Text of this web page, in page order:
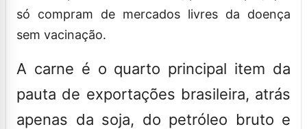
só compram de mercados livres da doença
sem vacinação.
A carne é o quarto principal item da
pauta de exportações brasileira, atrás
apenas da soja, do petróleo bruto e